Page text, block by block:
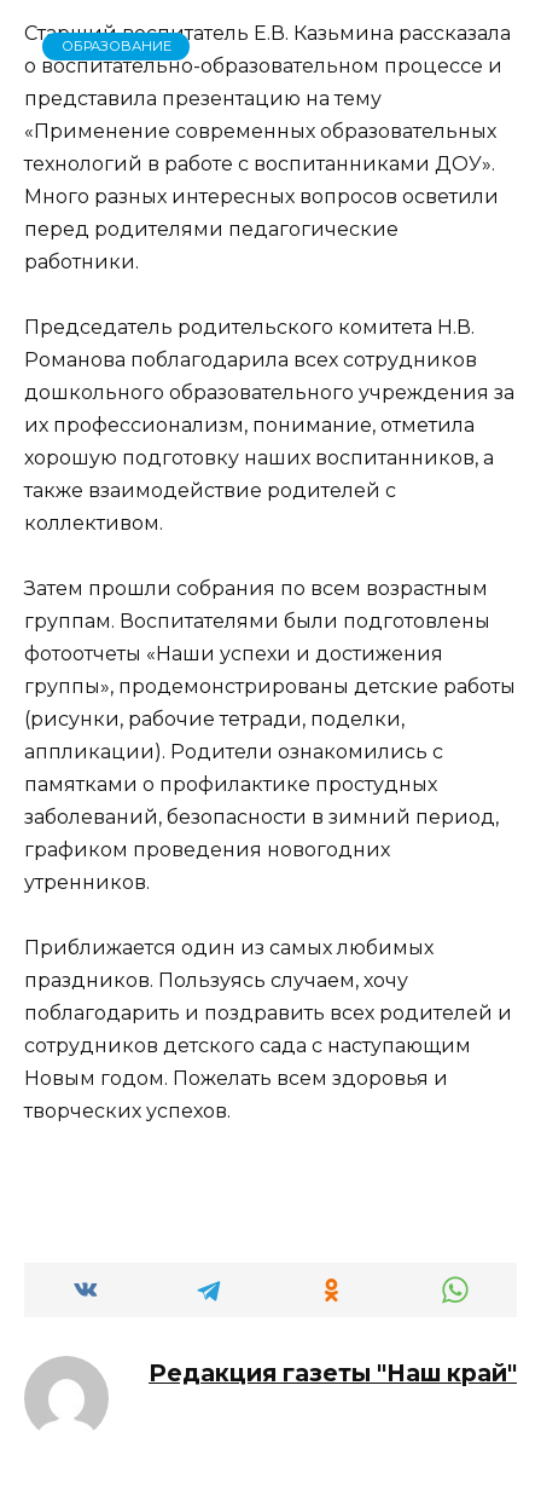
ОБРАЗОВАНИЕ
Старший воспитатель Е.В. Казьмина рассказала
о воспитательно-образовательном процессе и
представила презентацию на тему
«Применение современных образовательных
технологий в работе с воспитанниками ДОУ».
Много разных интересных вопросов осветили
перед родителями педагогические
работники.
Председатель родительского комитета Н.В.
Романова поблагодарила всех сотрудников
дошкольного образовательного учреждения за
их профессионализм, понимание, отметила
хорошую подготовку наших воспитанников, а
также взаимодействие родителей с
коллективом.
Затем прошли собрания по всем возрастным
группам. Воспитателями были подготовлены
фотоотчеты «Наши успехи и достижения
группы», продемонстрированы детские работы
(рисунки, рабочие тетради, поделки,
аппликации). Родители ознакомились с
памятками о профилактике простудных
заболеваний, безопасности в зимний период,
графиком проведения новогодних
утренников.
Приближается один из самых любимых
праздников. Пользуясь случаем, хочу
поблагодарить и поздравить всех родителей и
сотрудников детского сада с наступающим
Новым годом. Пожелать всем здоровья и
творческих успехов.
Редакция газеты "Наш край"